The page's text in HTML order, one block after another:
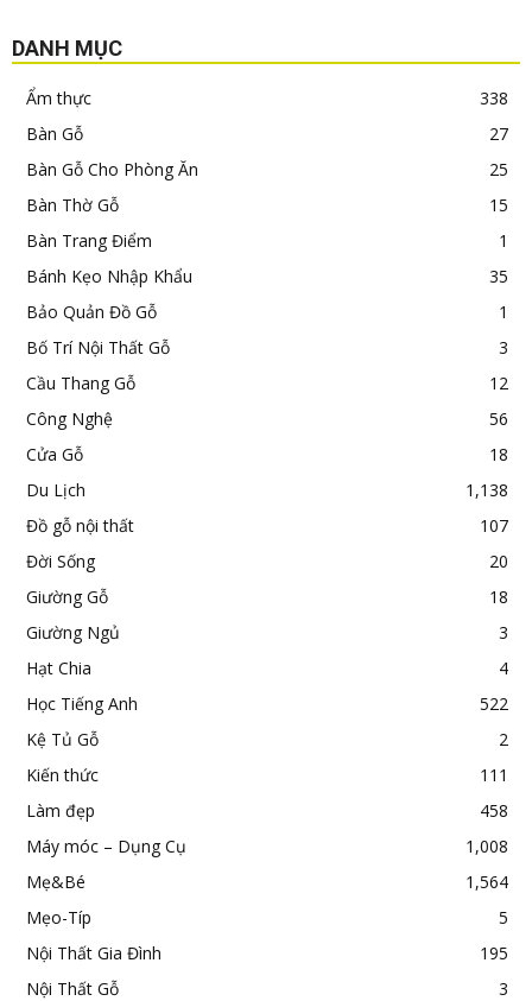
DANH MỤC
Ẩm thực
338
Bàn Gỗ
27
Bàn Gỗ Cho Phòng Ăn
25
Bàn Thờ Gỗ
15
Bàn Trang Điểm
1
Bánh Kẹo Nhập Khẩu
35
Bảo Quản Đồ Gỗ
1
Bố Trí Nội Thất Gỗ
3
Cầu Thang Gỗ
12
Công Nghệ
56
Cửa Gỗ
18
Du Lịch
1,138
Đồ gỗ nội thất
107
Đời Sống
20
Giường Gỗ
18
Giường Ngủ
3
Hạt Chia
4
Học Tiếng Anh
522
Kệ Tủ Gỗ
2
Kiến thức
111
Làm đẹp
458
Máy móc – Dụng Cụ
1,008
Mẹ&Bé
1,564
Mẹo-Típ
5
Nội Thất Gia Đình
195
Nội Thất Gỗ
3